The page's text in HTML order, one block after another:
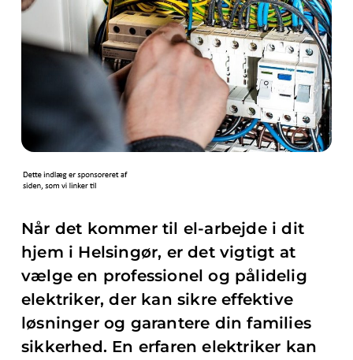
Når det kommer til el-arbejde i dit
hjem i Helsingør, er det vigtigt at
vælge en professionel og pålidelig
elektriker, der kan sikre effektive
løsninger og garantere din families
sikkerhed. En erfaren elektriker kan